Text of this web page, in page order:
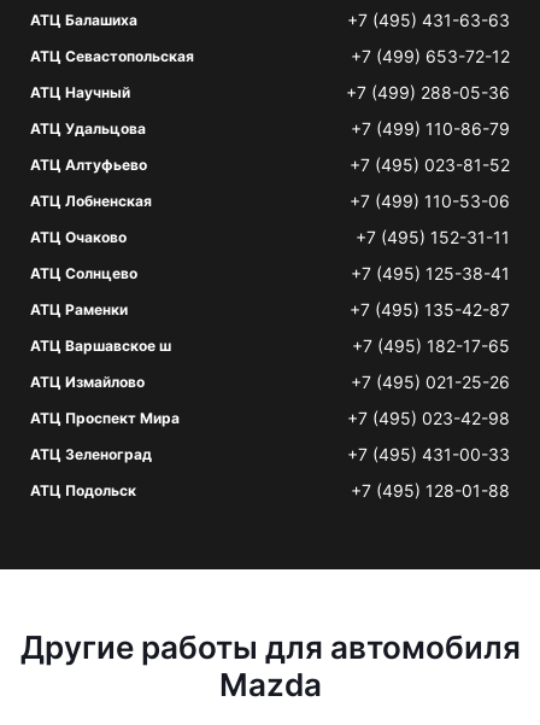
АТЦ Балашиха +7 (495) 431-63-63
АТЦ Севастопольская +7 (499) 653-72-12
АТЦ Научный +7 (499) 288-05-36
АТЦ Удальцова +7 (499) 110-86-79
АТЦ Алтуфьево +7 (495) 023-81-52
АТЦ Лобненская +7 (499) 110-53-06
АТЦ Очаково +7 (495) 152-31-11
АТЦ Солнцево +7 (495) 125-38-41
АТЦ Раменки +7 (495) 135-42-87
АТЦ Варшавское ш +7 (495) 182-17-65
АТЦ Измайлово +7 (495) 021-25-26
АТЦ Проспект Мира +7 (495) 023-42-98
АТЦ Зеленоград +7 (495) 431-00-33
АТЦ Подольск +7 (495) 128-01-88
Другие работы для автомобиля
Mazda